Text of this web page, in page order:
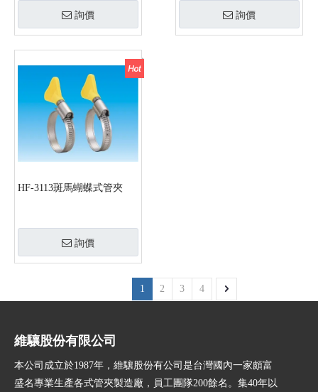
詢價 詢價
HF-3113斑馬蝴蝶式管夾
詢價
1 2 3 4
維驤股份有限公司
本公司成立於1987年，維驤股份有公司是台灣國內一家頗富
盛名專業生產各式管夾製造廠，員工團隊200餘名。集40年以